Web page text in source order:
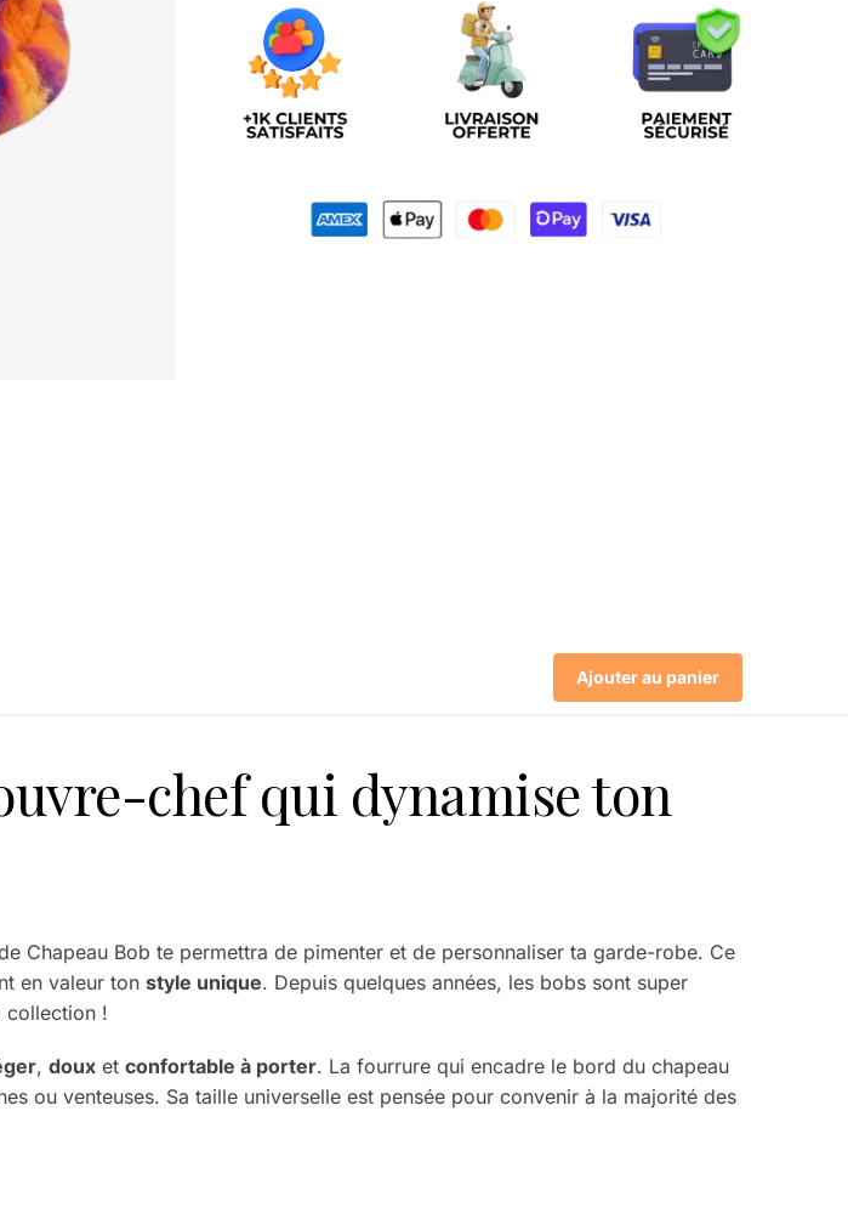
Ajouter au panier
chef qui dynamise ton
Chapeau Bob te permettra de pimenter et de personnaliser ta garde-robe. Ce
en valeur tonstyle unique. Depuis quelques années, les bobs sont super
collection !
,doux etconfortable à porter. La fourrure qui encadre le bord du chapeau
ou venteuses. Sa taille universelle est pensée pour convenir à la majorité des